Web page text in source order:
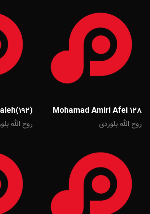
Mohamad Amiri Afei 128
روح الله بلوردی روح الله